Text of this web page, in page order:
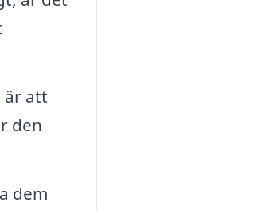
är att
den
dem